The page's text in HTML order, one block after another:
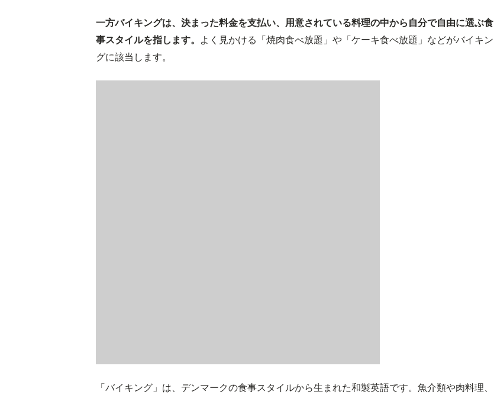
一方バイキングは、決まった料金を支払い、用意されている料理の中から自分で自由に選ぶ食
事スタイルを指します。 よく見かける「焼肉食べ放題」や「ケーキ食べ放題」などがバイキン
グに該当します。
「バイキング」は、デンマークの食事スタイルから生まれた和製英語です。魚介類や肉料理、